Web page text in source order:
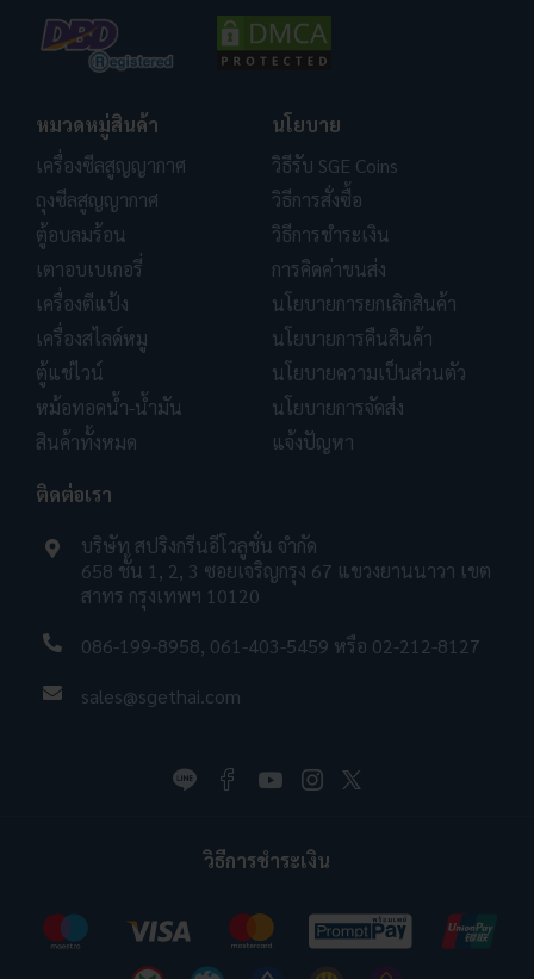
หมวดหมู่สินค้า
เครื่องซีลสูญญากาศ
ถุงซีลสูญญากาศ
ตู้อบลมร้อน
เตาอบเบเกอรี่
เครื่องตีแป้ง
เครื่องสไลด์หมู
ตู้แช่ไวน์
หม้อทอดน้ำ-น้ำมัน
สินค้าทั้งหมด
นโยบาย
วิธีรับ SGE Coins
วิธีการสั่งซื้อ
วิธีการชำระเงิน
การคิดค่าขนส่ง
นโยบายการยกเลิกสินค้า
นโยบายการคืนสินค้า
นโยบายความเป็นส่วนตัว
นโยบายการจัดส่ง
แจ้งปัญหา
ติดต่อเรา
บริษัท สปริงกรีนอีโวลูชั่น จำกัด
658 ชั้น 1, 2, 3 ซอยเจริญกรุง 67 แขวงยานนาวา เขต
สาทร กรุงเทพฯ 10120
086-199-8958, 061-403-5459 หรือ 02-212-8127
sales@sgethai.com
วิธีการชำระเงิน